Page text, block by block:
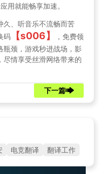
用就能畅享加速。
久、听音乐不流畅而苦
码
【s006】
，免费领
瓶颈，游戏秒进战场，影
尽情享受丝滑网络带来的
下一篇
电竞翻译 翻译工作